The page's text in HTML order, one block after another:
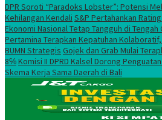
DPR Soroti “Paradoks Lobster”: Potensi
Kehilangan Kendali S&P Pertahankan
Ekonomi Nasional Tetap Tangguh di Tengah
Pertamina Terapkan Kepatuhan
BUMN Strategis Gojek dan Grab Mulai
8℅Komisi II DPRD Kalsel Dorong
Skema Kerja Sama Daerah di Bali